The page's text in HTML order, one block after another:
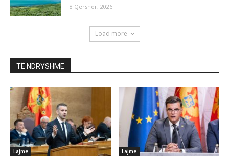
8 Qershor, 2026
Load more
TË NDRYSHME
Lajme Lajme